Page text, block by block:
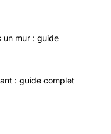
un mur : guide
: guide complet